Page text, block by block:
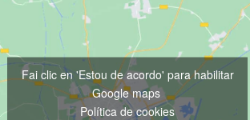
Fai clic en 'Estou de acordo' para habilitar
Google maps
Política de cookies